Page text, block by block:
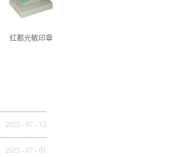
红都光敏印章
2025 -07 - 15
2025 -07 -01